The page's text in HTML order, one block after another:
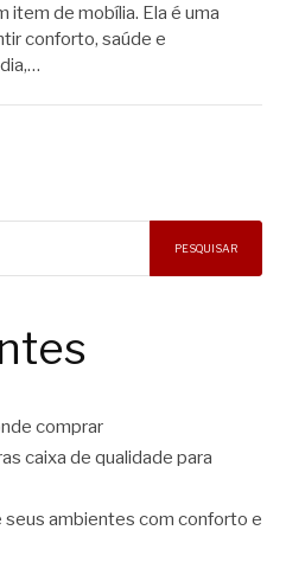
item de mobília. Ela é uma
conforto, saúde e
PESQUISAR
comprar
caixa de qualidade para
seus ambientes com conforto e